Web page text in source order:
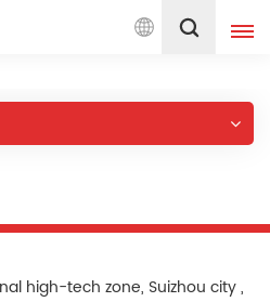
Deutsch
español
Nederlands
high-tech zone, Suizhou city ,